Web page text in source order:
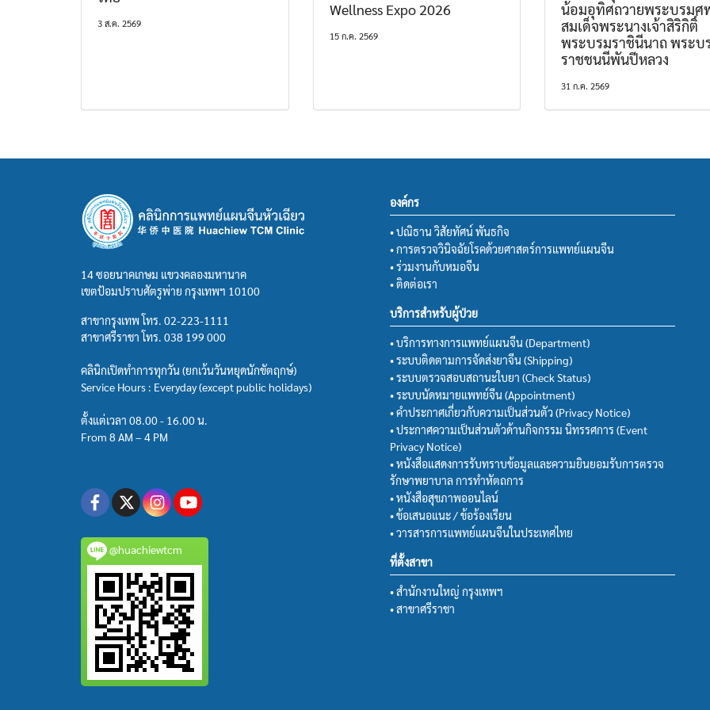
3 ส.ค. 2569
Wellness Expo 2026
15 ก.ค. 2569
น้อมอุทิศถวายพระบรมศ
สมเด็จพระนางเจ้าสิริกิติ์
พระบรมราชินีนาถ พระบ
ราชชนนีพันปีหลวง
31 ก.ค. 2569
14 ซอยนาคเกษม แขวงคลองมหานาค
เขตป้อมปราบศัตรูพ่าย กรุงเทพฯ 10100
สาขากรุงเทพ โทร. 02-223-1111
สาขาศรีราชา โทร. 038 199 000
คลินิกเปิดทำการทุกวัน (ยกเว้นวันหยุดนักขัตฤกษ์)
Service Hours : Everyday (except public holidays)
ตั้งแต่เวลา 08.00 - 16.00 น.
From 8 AM – 4 PM
@huachiewtcm
องค์กร
• ปณิธาน วิสัยทัศน์ พันธกิจ
• การตรวจวินิจฉัยโรคด้วยศาสตร์การแพทย์แผนจีน
• ร่วมงานกับหมอจีน
• ติดต่อเรา
บริการสำหรับผู้ป่วย
• บริการทางการแพทย์แผนจีน (Department)
• ระบบติดตามการจัดส่งยาจีน (Shipping)
• ระบบตรวจสอบสถานะใบยา (Check Status)
• ระบบนัดหมายแพทย์จีน (Appointment)
• คำประกาศเกี่ยวกับความเป็นส่วนตัว (Privacy Notice)
• ประกาศความเป็นส่วนตัวด้านกิจกรรม นิทรรศการ (Event
Privacy Notice)
• หนังสือแสดงการรับทราบข้อมูลและความยินยอมรับการตรวจ
รักษาพยาบาล การทำหัตถการ
• หนังสือสุขภาพออนไลน์
• ข้อเสนอแนะ / ข้อร้องเรียน
• วารสารการแพทย์แผนจีนในประเทศไทย
ที่ตั้งสาขา
• สำนักงานใหญ่ กรุงเทพฯ
• สาขาศรีราชา